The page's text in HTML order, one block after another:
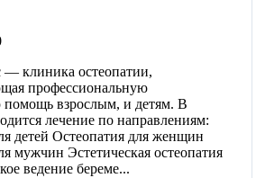
клиника остеопатии,
профессиональную
взрослым, и детям. В
лечение по направлениям:
детей Остеопатия для женщин
мужчин Эстетическая остеопатия
ведение береме...